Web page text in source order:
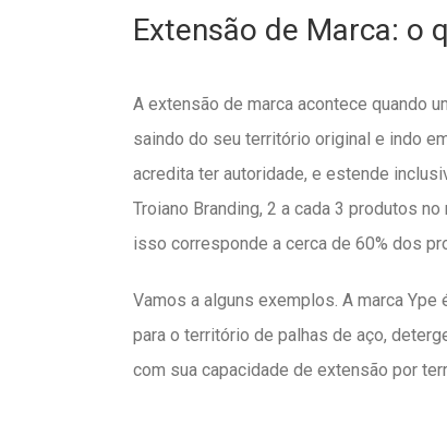
Extensão de Marca: o
A extensão de marca acontece quando
saindo do seu território original e indo
acredita ter autoridade, e estende
Troiano Branding, 2 a cada 3 produtos
isso corresponde a cerca de 60% dos
Vamos a alguns exemplos. A marca
para o território de palhas de aço,
com sua capacidade de extensão por